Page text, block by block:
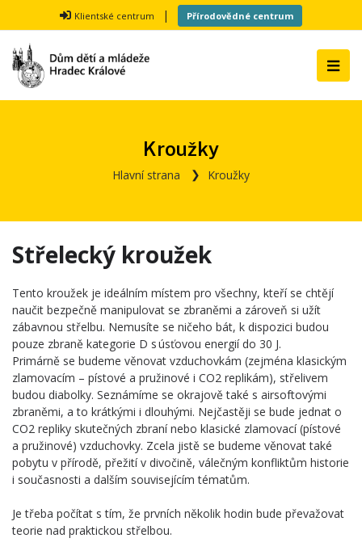
Klientské centrum | Přírodovědné centrum
Kroužky
Hlavní strana Kroužky
Střelecký kroužek
Tento kroužek je ideálním místem pro všechny, kteří se chtějí
naučit bezpečně manipulovat se zbraněmi a zároveň si užít
zábavnou střelbu. Nemusíte se ničeho bát, k dispozici budou
pouze zbraně kategorie D s úsťovou energií do 30 J.
Primárně se budeme věnovat vzduchovkám (zejména klasickým
zlamovacím – pístové a pružinové i CO2 replikám), střelivem
budou diabolky. Seznámíme se okrajově také s airsoftovými
zbraněmi, a to krátkými i dlouhými. Nejčastěji se bude jednat o
CO2 repliky skutečných zbraní nebo klasické zlamovací (pístové
a pružinové) vzduchovky. Zcela jistě se budeme věnovat také
pobytu v přírodě, přežití v divočině, válečným konfliktům historie
i současnosti a dalším souvisejícím tématům.
Je třeba počítat s tím, že prvních několik hodin bude převažovat
teorie nad praktickou střelbou.